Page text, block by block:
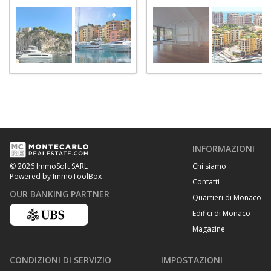
© 2026 ImmoSoft SARL
Powered by ImmoToolBox
OUR BANKING PARTNER
INFORMAZIONI
Chi siamo
Contatti
Quartieri di Monaco
Edifici di Monaco
Magazine
CONDIZIONI DI SERVIZIO IMPOSTAZIONI